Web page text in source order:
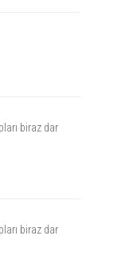
biraz dar
biraz dar